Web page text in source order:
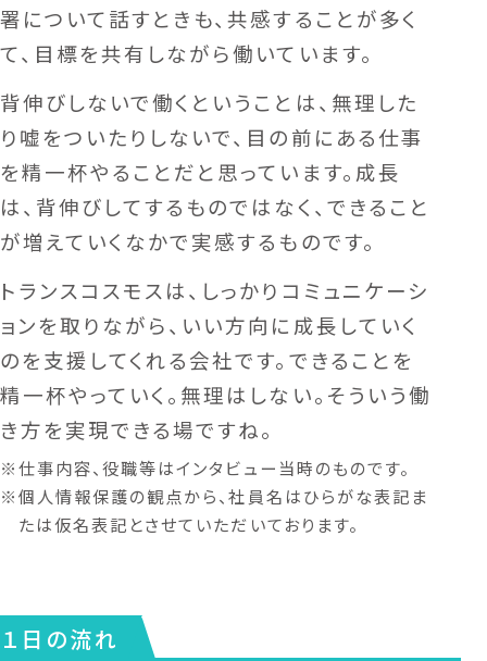
署について話すときも、共感することが多く
て、目標を共有しながら働いています。
背伸びしないで働くということは、無理した
り嘘をついたりしないで、目の前にある仕事
を精一杯やることだと思っています。成長
は、背伸びしてするものではなく、できること
が増えていくなかで実感するものです。
トランスコスモスは、しっかりコミュニケーシ
ョンを取りながら、いい方向に成長していく
のを支援してくれる会社です。できることを
精一杯やっていく。無理はしない。そういう働
き方を実現できる場ですね。
※仕事内容、役職等はインタビュー当時のものです。
※個人情報保護の観点から、社員名はひらがな表記ま
たは仮名表記とさせていただいております。
１日の流れ